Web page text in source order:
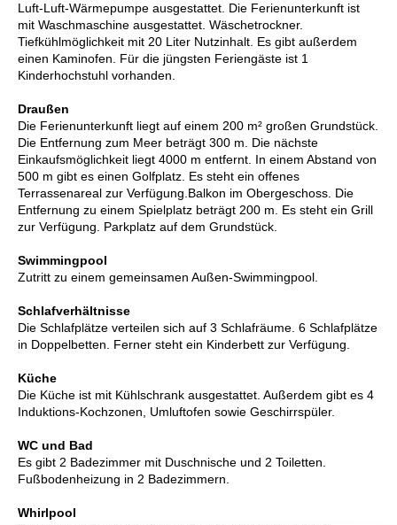
Luft-Luft-Wärmepumpe ausgestattet. Die Ferienunterkunft ist
mit Waschmaschine ausgestattet. Wäschetrockner.
Tiefkühlmöglichkeit mit 20 Liter Nutzinhalt. Es gibt außerdem
einen Kaminofen. Für die jüngsten Feriengäste ist 1
Kinderhochstuhl vorhanden.
Draußen
Die Ferienunterkunft liegt auf einem 200 m² großen Grundstück.
Die Entfernung zum Meer beträgt 300 m. Die nächste
Einkaufsmöglichkeit liegt 4000 m entfernt. In einem Abstand von
500 m gibt es einen Golfplatz. Es steht ein offenes
Terrassenareal zur Verfügung.Balkon im Obergeschoss. Die
Entfernung zu einem Spielplatz beträgt 200 m. Es steht ein Grill
zur Verfügung. Parkplatz auf dem Grundstück.
Swimmingpool
Zutritt zu einem gemeinsamen Außen-Swimmingpool.
Schlafverhältnisse
Die Schlafplätze verteilen sich auf 3 Schlafräume. 6 Schlafplätze
in Doppelbetten. Ferner steht ein Kinderbett zur Verfügung.
Küche
Die Küche ist mit Kühlschrank ausgestattet. Außerdem gibt es 4
Induktions-Kochzonen, Umluftofen sowie Geschirrspüler.
WC und Bad
Es gibt 2 Badezimmer mit Duschnische und 2 Toiletten.
Fußbodenheizung in 2 Badezimmern.
Whirlpool